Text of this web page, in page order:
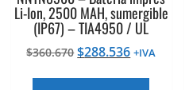
Li-Ion, 2500 MAH, sumergible
(IP67) – TIA4950 / UL
$360.670El
original
$288.536El
actual
+IVA